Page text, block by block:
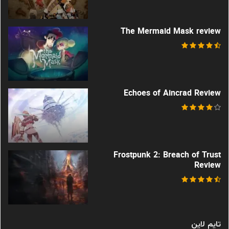
The Mermaid Mask review
Echoes of Aincrad Review
Frostpunk 2: Breach of Trust
Review
تایم لاین